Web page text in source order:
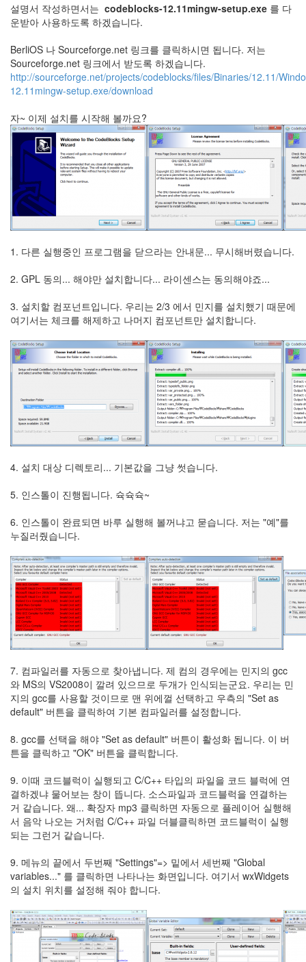
설명서 작성하면서는 codeblocks-12.11mingw-setup.exe 를 다
운받아 사용하도록 하겠습니다.
BerliOS 나 Sourceforge.net 링크를 클릭하시면 됩니다. 저는
Sourceforge.net 링크에서 받도록 하겠습니다.
http://sourceforge.net/projects/codeblocks/files/Binaries/12.11/
12.11mingw-setup.exe/download
자~ 이제 설치를 시작해 볼까요?
1. 다른 실행중인 프로그램을 닫으라는 안내문... 무시해버렸습니다.
2. GPL 동의... 해야만 설치합니다... 라이센스는 동의해야죠...
3. 설치할 컴포넌트입니다. 우리는 2/3 에서 민지를 설치했기 때문에
여기서는 체크를 해제하고 나머지 컴포넌트만 설치합니다.
4. 설치 대상 디렉토리... 기본값을 그냥 썻습니다.
5. 인스톨이 진행됩니다. 슉슉슉~
6. 인스톨이 완료되면 바루 실행해 볼꺼냐고 묻습니다. 저는 "예"를
누질러줬습니다.
7. 컴파일러를 자동으로 찾아냅니다. 제 컴의 경우에는 민지의 gcc
와 MS의 VS2008이 깔려 있으므로 두개가 인식되는군요. 우리는 민
지의 gcc를 사용할 것이므로 맨 위에껄 선택하고 우측의 "Set as
default" 버튼을 클릭하여 기본 컴파일러를 설정합니다.
8. gcc를 선택을 해야 "Set as default" 버튼이 활성화 됩니다. 이 버
튼을 클릭하고 "OK" 버튼을 클릭합니다.
9. 이때 코드블럭이 실행되고 C/C++ 타입의 파일을 코드 블럭에 연
결하겠냐 물어보는 창이 뜹니다. 소스파일과 코드블럭을 연결하는
거 같습니다. 왜... 확장자 mp3 클릭하면 자동으로 플레이어 실행해
서 음악 나오는 거처럼 C/C++ 파일 더블클릭하면 코드블럭이 실행
되는 그런거 같습니다.
9. 메뉴의 끝에서 두번째 "Settings"=> 밑에서 세번째 "Global
variables..." 를 클릭하면 나타나는 화면입니다. 여기서 wxWidgets
의 설치 위치를 설정해 줘야 합니다.